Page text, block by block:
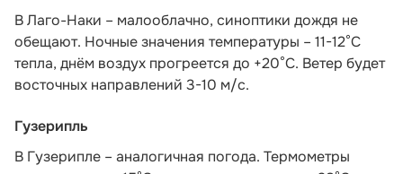
В Лаго-Наки – малооблачно, синоптики дождя не
обещают. Ночные значения температуры – 11-12°С
тепла, днём воздух прогреется до +20°С. Ветер будет
восточных направлений 3-10 м/с.
Гузерипль
В Гузерипле – аналогичная погода. Термометры